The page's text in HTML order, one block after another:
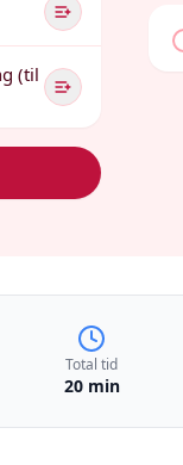
(til
Total tid
20 min